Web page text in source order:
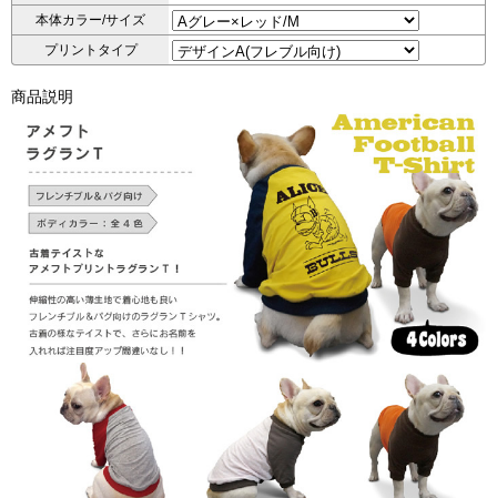
本体カラー/サイズ
プリントタイプ
商品説明